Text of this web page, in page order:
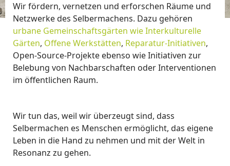
Wir fördern, vernetzen und erforschen Räume und
Netzwerke des Selbermachens. Dazu gehören
urbane Gemeinschaftsgärten wie Interkulturelle
Gärten, Offene Werkstätten, Reparatur-Initiativen,
Open-Source-Projekte ebenso wie Initiativen zur
Belebung von Nachbarschaften oder Interventionen
im öffentlichen Raum.
Wir tun das, weil wir überzeugt sind, dass
Selbermachen es Menschen ermöglicht, das eigene
Leben in die Hand zu nehmen und mit der Welt in
Resonanz zu gehen.